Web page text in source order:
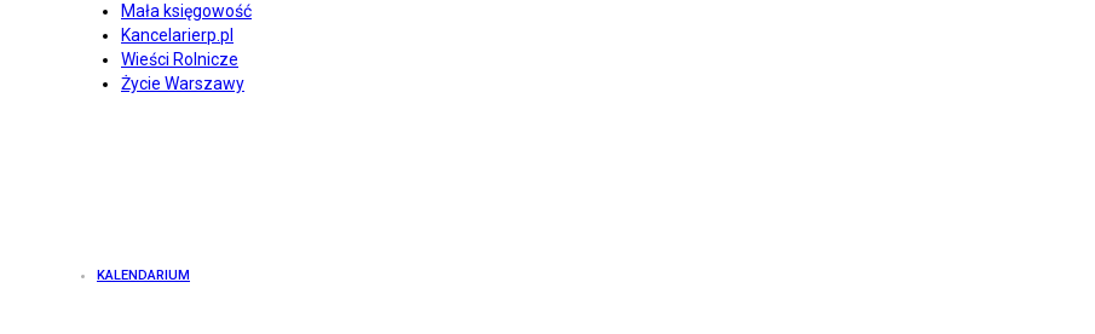
Mała księgowość
Kancelarierp.pl
Wieści Rolnicze
Życie Warszawy
KALENDARIUM